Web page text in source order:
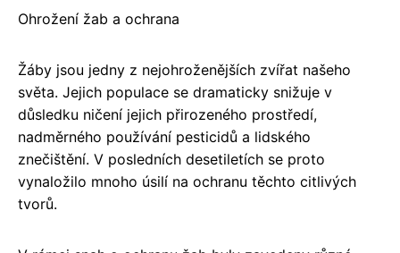
Ohrožení žab a ochrana
Žáby jsou jedny z nejohroženějších zvířat našeho
světa. Jejich populace se dramaticky snižuje v
důsledku ničení jejich přirozeného prostředí,
nadměrného používání pesticidů a lidského
znečištění. V posledních desetiletích se proto
vynaložilo mnoho úsilí na ochranu těchto citlivých
tvorů.